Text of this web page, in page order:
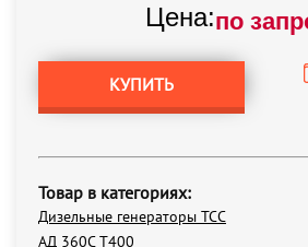
Цена:по
КУПИТЬ
Товар в категориях:
Дизельные генераторы ТСС
АД 360С Т400